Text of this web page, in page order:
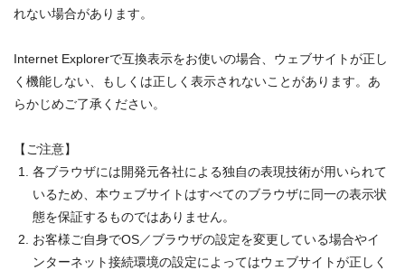
れない場合があります。
Internet Explorerで互換表示をお使いの場合、ウェブサイトが正し
く機能しない、もしくは正しく表示されないことがあります。あ
らかじめご了承ください。
【ご注意】
各ブラウザには開発元各社による独自の表現技術が用いられて
いるため、本ウェブサイトはすべてのブラウザに同一の表示状
態を保証するものではありません。
お客様ご自身でOS／ブラウザの設定を変更している場合やイ
ンターネット接続環境の設定によってはウェブサイトが正しく